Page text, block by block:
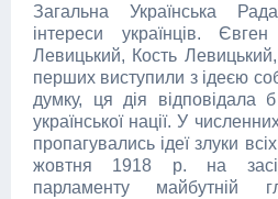
Загальна Українська
інтереси українців.
Левицький, Кость
перших виступили з ідеєю
думку, ця дія відповідала
української нації. У
пропагувались ідеї злуки
жовтня 1918 р. на
парламенту майбутній